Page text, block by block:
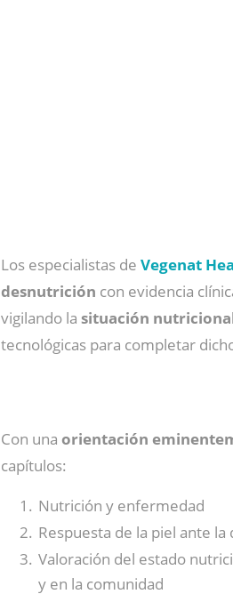
Los especialistas de Vegenat
desnutrición con evidencia
vigilando la situación
tecnológicas para completar
Con una orientación
capítulos:
Nutrición y enfermedad
Respuesta de la piel ante
Valoración del estado
y en la comunidad